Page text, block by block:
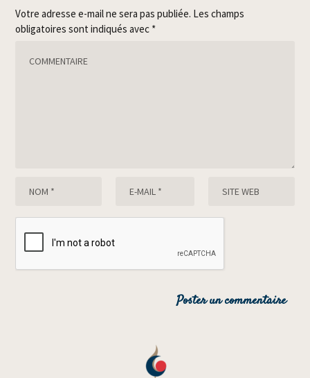
Votre adresse e-mail ne sera pas publiée. Les champs
obligatoires sont indiqués avec *